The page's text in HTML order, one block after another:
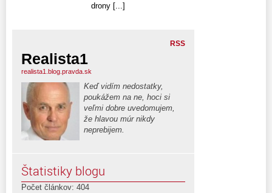
drony [...]
RSS
Realista1
realista1.blog.pravda.sk
Keď vidím nedostatky,
poukážem na ne, hoci si
veľmi dobre uvedomujem,
že hlavou múr nikdy
neprebijem.
Štatistiky blogu
Počet článkov: 404